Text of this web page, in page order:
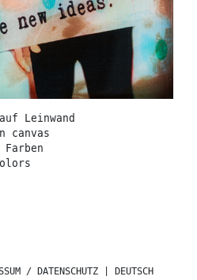
Leinwand
canvas
/ DATENSCHUTZ DEUTSCH